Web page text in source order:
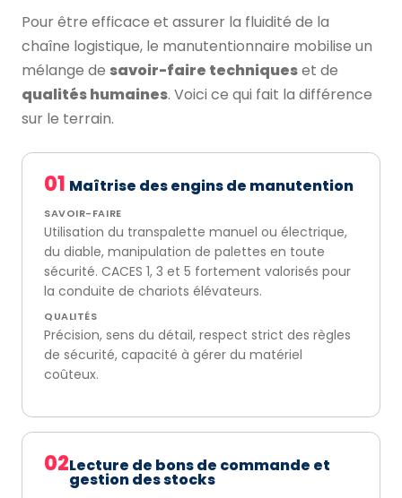
Pour être efficace et assurer la fluidité de la
chaîne logistique, le manutentionnaire mobilise un
mélange de savoir-faire techniqueset de
qualités humaines. Voici ce qui fait la différence
sur le terrain.
01 Maîtrise des engins de manutention
SAVOIR-FAIRE
Utilisation du transpalette manuel ou électrique,
du diable, manipulation de palettes en toute
sécurité. CACES 1, 3 et 5 fortement valorisés pour
la conduite de chariots élévateurs.
QUALITÉS
Précision, sens du détail, respect strict des règles
de sécurité, capacité à gérer du matériel
coûteux.
02Lecture de bons de commande et
gestion des stocks